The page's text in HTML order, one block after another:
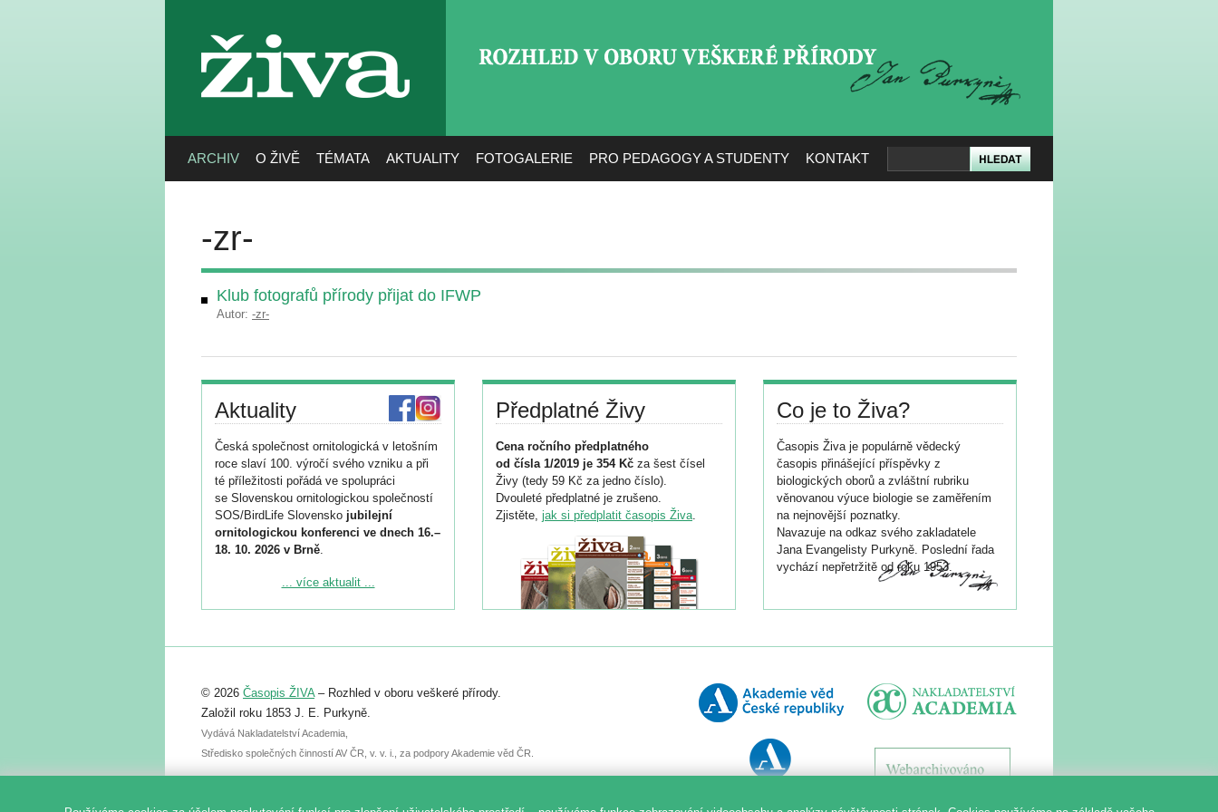
živa
ARCHIV O ŽIVĚ TÉMATA AKTUALITY FOTOGALERIE PRO PEDAGOGY A STUDENTY KONTAKT
-zr-
Klub fotografů přírody přijat do IFWP
Autor: -zr-
Aktuality
Česká společnost ornitologická v letošním
roce slaví 100. výročí svého vzniku a při
té příležitosti pořádá ve spolupráci
se Slovenskou ornitologickou společností
SOS/BirdLife Slovensko jubilejní
ornitologickou konferenci ve dnech 16.–
18. 10. 2026 v Brně.
Podrobnější informace ke konferenci
Registrovat se můžete do 6. září.
abstraktu přihlášené přednášky nebo
posteru je už 30. června.
... více aktualit ...
Předplatné Živy
Cena ročního předplatného
od čísla 1/2019 je 354 Kč za šest čísel
Živy (tedy 59 Kč za jedno číslo).
Dvouleté předplatné je zrušeno.
Zjistěte, jak si předplatit časopis Živa.
Co je to Živa?
Časopis Živa je populárně vědecký
časopis přinášející příspěvky z
biologických oborů a zvláštní rubriku
věnovanou výuce biologie se zaměřením
na nejnovější poznatky.
Navazuje na odkaz svého zakladatele
Jana Evangelisty Purkyně. Poslední řada
vychází nepřetržitě od roku 1953.
© 2026 Časopis ŽIVA– Rozhled v oboru veškeré přírody.
Založil roku 1853 J. E. Purkyně.
Vydává Nakladatelství Academia,
Středisko společných činností AV ČR, v. v. i., za podpory Akademie věd ČR.